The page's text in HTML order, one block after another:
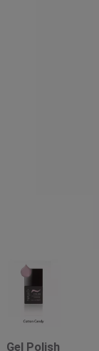
Gel Polish